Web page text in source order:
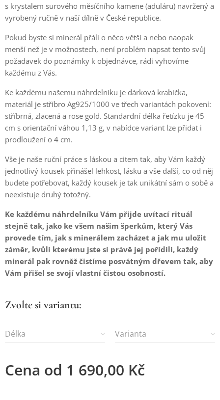
s krystalem surového měsíčního kamene (aduláru) navržený a
vyrobený ručně v naší dílně v České republice.
Pokud byste si minerál přáli o něco větší a nebo naopak
menší než je v možnostech, není problém napsat tento svůj
požadavek do poznámky k objednávce, rádi vyhovíme
každému z Vás.
Ke každému našemu náhrdelníku je dárková krabička,
materiál je stříbro Ag925/1000 ve třech variantách pokovení:
stříbrná, zlacená a rose gold. Standardní délka řetízku je 45
cm s orientační váhou 1,13 g, v nabídce variant lze přidat i
prodloužení o 4 cm.
Vše je naše ruční práce s láskou a citem tak, aby Vám každý
jednotlivý kousek přinášel lehkost, lásku a vše další, co od něj
budete potřebovat, každý kousek je tak unikátní sám o sobě a
neexistuje druhý totožný.
Ke každému náhrdelníku Vám přijde uvítací rituál
stejně tak, jako ke všem našim šperkům, který Vás
provede tím, jak s minerálem zacházet a jak mu uložit
záměr, kvůli kterému jste si právě jej pořídili, každý
minerál pak rovněž čistíme posvátným dřevem tak, aby
Vám přišel se svojí vlastní čistou osobností.
Zvolte si variantu:
Délka Varianta
Cena od 1 690,00 Kč